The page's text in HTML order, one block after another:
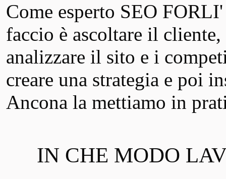
Come esperto SEO
faccio è ascoltare il
analizzare il sito e i
creare una strategia e poi
Ancona la mettiamo in
IN CHE MODO